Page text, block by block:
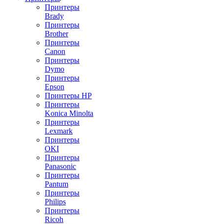
Принтеры
Brady
Принтеры
Brother
Принтеры
Canon
Принтеры
Dymo
Принтеры
Epson
Принтеры HP
Принтеры
Konica Minolta
Принтеры
Lexmark
Принтеры
OKI
Принтеры
Panasonic
Принтеры
Pantum
Принтеры
Philips
Принтеры
Ricoh